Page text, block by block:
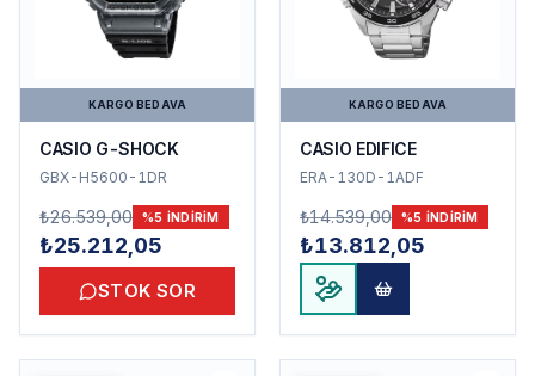
KARGO BEDAVA
CASIO G-SHOCK
GBX-H5600-1DR
₺26.539,00 %5 INDIRIM
₺25.212,05
STOK SOR
KARGO BEDAVA
CASIO EDIFICE
ERA-130D-1ADF
₺14.539,00 %5 INDIRIM
₺13.812,05